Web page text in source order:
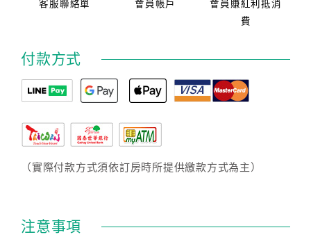
客服聯絡單 會員帳戶
會員賺紅利抵消
費
付款方式
（實際付款方式須依訂房時所提供繳款方式為主）
注意事項